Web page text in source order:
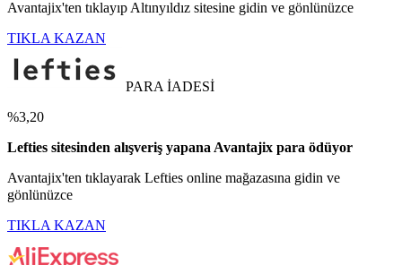
Avantajix'ten tıklayıp Altınyıldız sitesine gidin ve gönlünüzce
TIKLA KAZAN
PARA İADESİ
%3,20
Lefties sitesinden alışveriş yapana Avantajix para ödüyor
Avantajix'ten tıklayarak Lefties online mağazasına gidin ve
gönlünüzce
TIKLA KAZAN